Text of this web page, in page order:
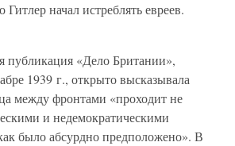
Гитлер начал истреблять евреев.
публикация «Дело Британии»,
1939 г., открыто высказывала
между фронтами «проходит не
и недемократическими
было абсурдно предположено». В